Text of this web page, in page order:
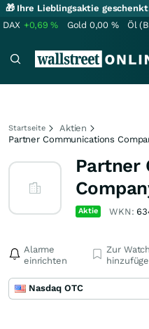
🎁 Ihre Lieblingsaktie
DAX +0,69% Gold 0,00 % Öl
Startseite
Aktien
Partner Communications
Partner
Aktie WKN:
Alarme
einrichten
Zur
Nasdaq OTC